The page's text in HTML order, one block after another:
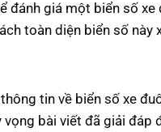
giá một biển số
toàn diện biển số này
tin về biển số xe
bài viết đã giải